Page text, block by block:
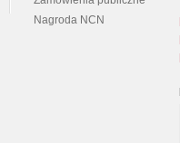
Nagroda NCN